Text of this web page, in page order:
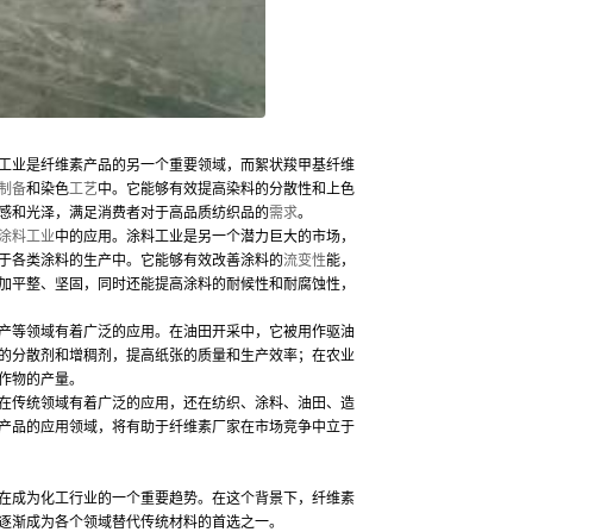
是纤维素产品的另一个重要领域，而絮状羧甲基纤维
备和染色工艺中。它能够有效提高染料的分散性和上色
和光泽，满足消费者对于高品质纺织品的需求。
料工业中的应用。涂料工业是另一个潜力巨大的市场，
各类涂料的生产中。它能够有效改善涂料的流变性能，
整、坚固，同时还能提高涂料的耐候性和耐腐蚀性，
领域有着广泛的应用。在油田开采中，它被用作驱油
分散剂和增稠剂，提高纸张的质量和生产效率；在农业
物的产量。
统领域有着广泛的应用，还在纺织、涂料、油田、造
品的应用领域，将有助于纤维素厂家在市场竞争中立于
为化工行业的一个重要趋势。在这个背景下，纤维素
成为各个领域替代传统材料的首选之一。